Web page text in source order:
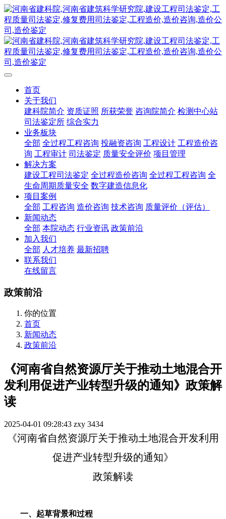
首页
关于我们
建科院简介 资质证照 所获荣誉 咨询院简介 检测中心站
司法鉴定所 综合实力
业务板块
全部 全过程工程咨询 投融资咨询 工程设计 工程造价咨
询 工程审计 司法鉴定 质量安全评价 项目管理
解决方案
建设工程司法鉴定 全过程造价咨询 全过程工程咨询 全
生命周期质量安全 数字建造信息化
项目案例
全部 工程咨询 造价咨询 技术咨询 质量评价（评估）
新闻动态
全部 本院动态 行业资讯 政策前沿
加入我们
全部 人才培养 最新招聘
联系我们
在线留言
政策前沿
你的位置
首页
新闻动态
政策前沿
《河南省自然资源厅关于推动土地混合开
发利用促进产业转型升级的通知》政策解
读
2025-04-01 09:28:43 zxy 3434
《河南省自然资源厅关于推动土地混合开发利用
促进产业转型升级的通知》
政策解读
一、起草背景和过程